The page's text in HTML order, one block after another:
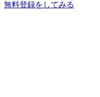
無料登録をしてみる